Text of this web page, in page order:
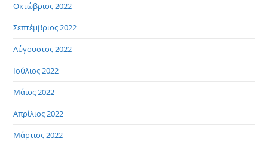
Οκτώβριος 2022
Σεπτέμβριος 2022
Αύγουστος 2022
Ιούλιος 2022
Μάιος 2022
Απρίλιος 2022
Μάρτιος 2022